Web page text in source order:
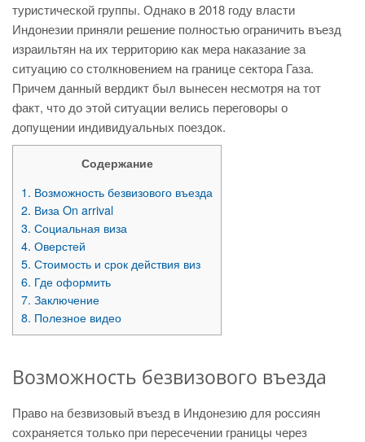
туристической группы. Однако в 2018 году власти
Индонезии приняли решение полностью ограничить въезд
израильтян на их территорию как мера наказание за
ситуацию со столкновением на границе сектора Газа.
Причем данный вердикт был вынесен несмотря на тот
факт, что до этой ситуации велись переговоры о
допущении индивидуальных поездок.
Содержание
1. Возможность безвизового въезда
2. Виза On arrival
3. Социальная виза
4. Оверстей
5. Стоимость и срок действия виз
6. Где оформить
7. Заключение
8. Полезное видео
Возможность безвизового въезда
Право на безвизовый въезд в Индонезию для россиян
сохраняется только при пересечении границы через